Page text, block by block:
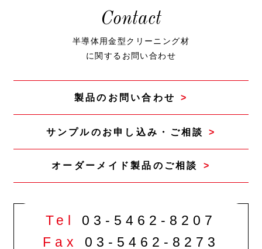
Contact
半導体用金型クリーニング材
に関するお問い合わせ
製品のお問い合わせ
サンプルのお申し込み・ご相談
オーダーメイド製品の ご相談
Tel
03-5462-8207
Fax
03-5462-8273